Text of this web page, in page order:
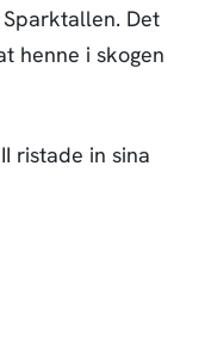
Det
henne i skogen
ristade in sina